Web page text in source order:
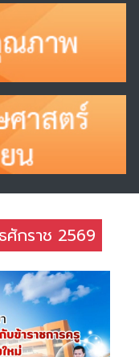
กราช 2569